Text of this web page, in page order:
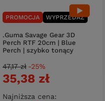
PROMOCJA WYPRZEDAŻ
.Guma Savage Gear 3D
Perch RTF 20cm | Blue
Perch | szybko tonący
35,38 zł
Najniższa cena:
47,17 zł -25%